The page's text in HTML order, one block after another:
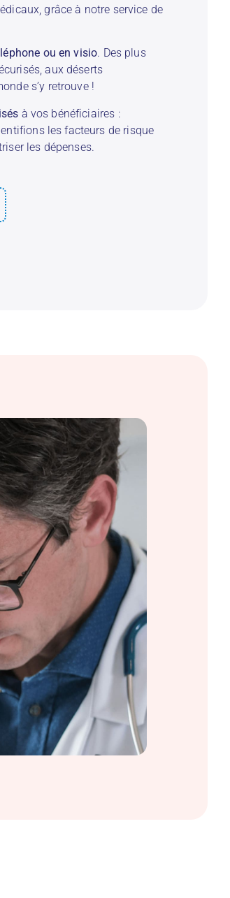
grâce à notre service de
ou en visio. Des plus
aux déserts
s’y retrouve !
à vos bénéficiaires :
les facteurs de risque
les dépenses.